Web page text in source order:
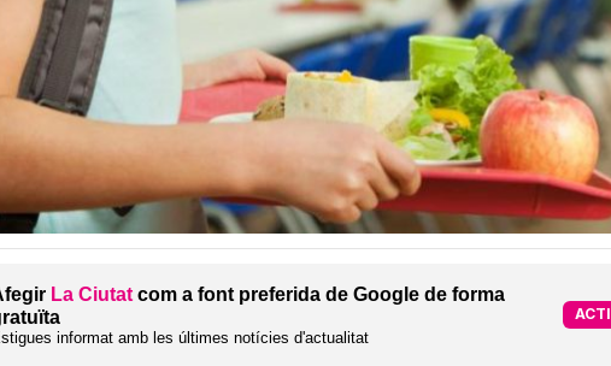
La Ciutat com a font preferida de Google de forma
informat amb les últimes notícies d'actualitat